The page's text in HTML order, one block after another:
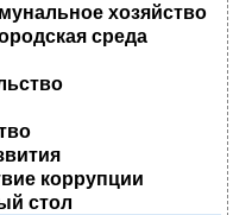
хозяйство
среда
коррупции
стол